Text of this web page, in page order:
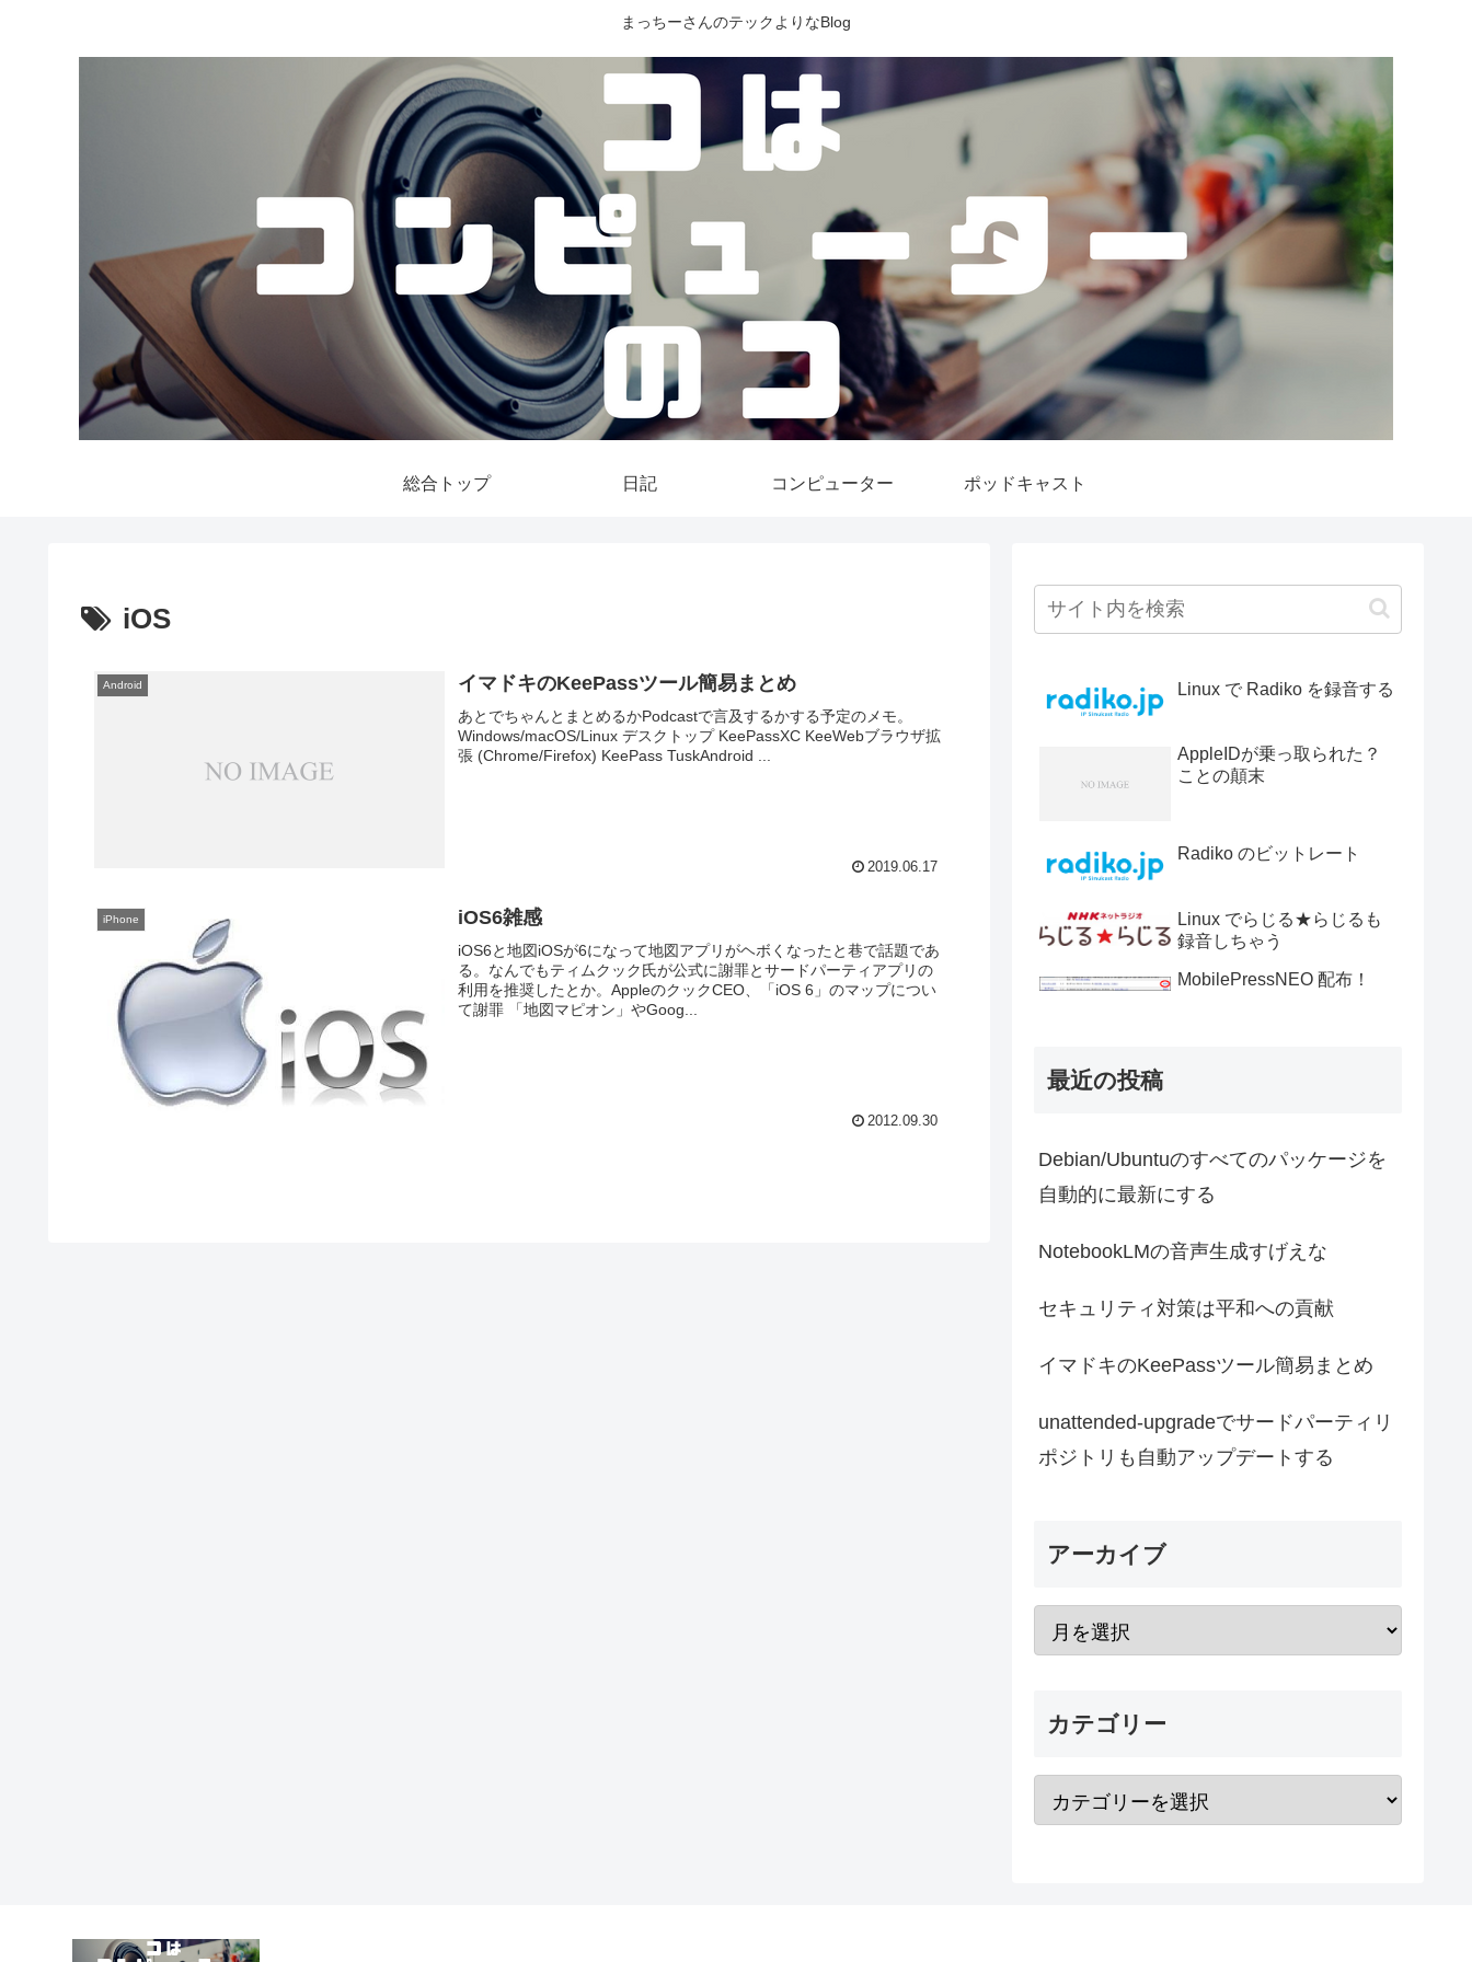
まっちーさんのテックよりなBlog
総合トップ 日記 コンピューター ポッドキャスト
iOS
Android イマドキのKeePassツール簡易まとめ
あとでちゃんとまとめるかPodcastで言及するかする予定のメモ。
Windows/macOS/Linux デスクトップ KeePassXC KeeWebブラウザ拡
張 (Chrome/Firefox) KeePass TuskAndroid ...
2019.06.17
iPhone iOS6雑感
iOS6と地図iOSが6になって地図アプリがヘボくなったと巷で話題であ
る。なんでもティムクック氏が公式に謝罪とサードパーティアプリの
利用を推奨したとか。AppleのクックCEO、「iOS 6」のマップについ
て謝罪 「地図マピオン」やGoog...
2012.09.30
Linux で Radiko を録音する
AppleIDが乗っ取られた？
ことの顛末
Radiko のビットレート
Linux でらじる★らじるも
録音しちゃう
MobilePressNEO 配布！
最近の投稿
Debian/Ubuntuのすべてのパッケージを
自動的に最新にする
NotebookLMの音声生成すげえな
セキュリティ対策は平和への貢献
イマドキのKeePassツール簡易まとめ
unattended-upgradeでサードパーティリ
ポジトリも自動アップデートする
アーカイブ
カテゴリー